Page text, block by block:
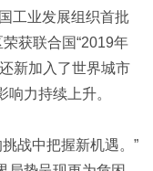
工业发展组织首批
获联合国“2019年
新加入了世界城市
力持续上升。
战中把握新机遇。”